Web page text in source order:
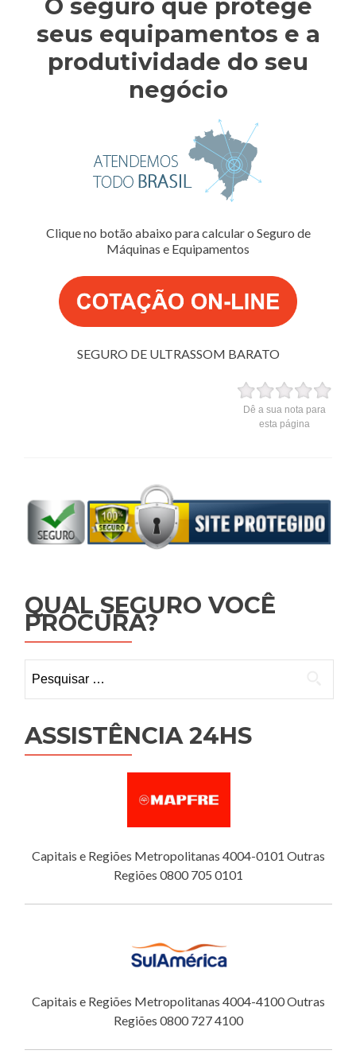
O seguro que protege
seus equipamentos e a
produtividade do seu
negócio
Clique no botão abaixo para calcular o Seguro de
Máquinas e Equipamentos
SEGURO DE ULTRASSOM BARATO
Dê a sua nota para
esta página
QUAL SEGURO VOCÊ
PROCURA?
por:
ASSISTÊNCIA 24HS
Capitais e Regiões Metropolitanas 4004-0101 Outras
Regiões 0800 705 0101
Capitais e Regiões Metropolitanas 4004-4100 Outras
Regiões 0800 727 4100